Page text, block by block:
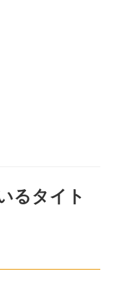
るタイト